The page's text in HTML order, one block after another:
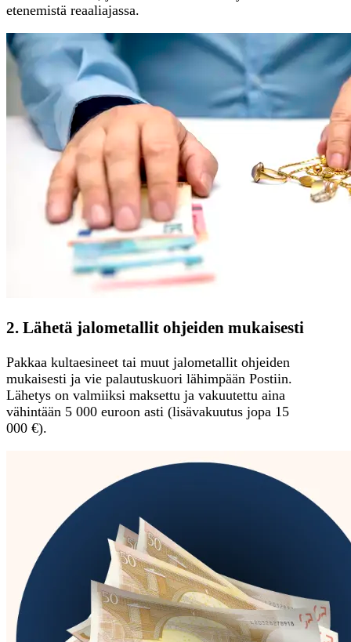
etenemistä reaaliajassa.
2. Lähetä jalometallit ohjeiden mukaisesti
Pakkaa kultaesineet tai muut jalometallit ohjeiden
mukaisesti ja vie palautuskuori lähimpään Postiin.
Lähetys on valmiiksi maksettu ja vakuutettu aina
vähintään 5 000 euroon asti (lisävakuutus jopa 15
000 €).